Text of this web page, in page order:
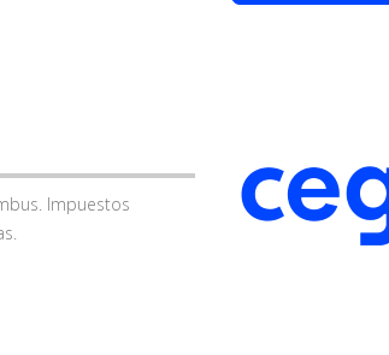
Impuestos